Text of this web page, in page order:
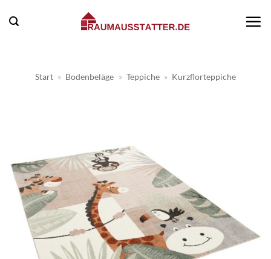
Inhalt
Start » Bodenbeläge » Teppiche » Kurzflorteppiche